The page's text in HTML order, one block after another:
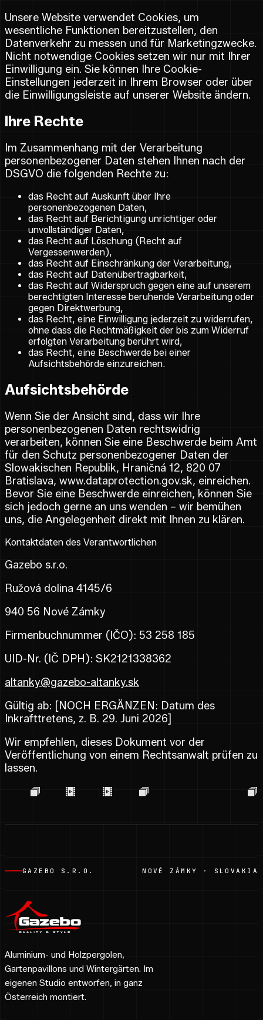
Unsere Website verwendet Cookies, um
wesentliche Funktionen bereitzustellen, den
Datenverkehr zu messen und für Marketingzwecke.
Nicht notwendige Cookies setzen wir nur mit Ihrer
Einwilligung ein. Sie können Ihre Cookie-
Einstellungen jederzeit in Ihrem Browser oder über
die Einwilligungsleiste auf unserer Website ändern.
Ihre Rechte
Im Zusammenhang mit der Verarbeitung
personenbezogener Daten stehen Ihnen nach der
DSGVO die folgenden Rechte zu:
das Recht auf Auskunft über Ihre
personenbezogenen Daten,
das Recht auf Berichtigung unrichtiger oder
unvollständiger Daten,
das Recht auf Löschung (Recht auf
Vergessenwerden),
das Recht auf Einschränkung der Verarbeitung,
das Recht auf Datenübertragbarkeit,
das Recht auf Widerspruch gegen eine auf unserem
berechtigten Interesse beruhende Verarbeitung oder
gegen Direktwerbung,
das Recht, eine Einwilligung jederzeit zu widerrufen,
ohne dass die Rechtmäßigkeit der bis zum Widerruf
erfolgten Verarbeitung berührt wird,
das Recht, eine Beschwerde bei einer
Aufsichtsbehörde einzureichen.
Aufsichtsbehörde
Wenn Sie der Ansicht sind, dass wir Ihre
personenbezogenen Daten rechtswidrig
verarbeiten, können Sie eine Beschwerde beim Amt
für den Schutz personenbezogener Daten der
Slowakischen Republik, Hraničná 12, 820 07
Bratislava, www.dataprotection.gov.sk, einreichen.
Bevor Sie eine Beschwerde einreichen, können Sie
sich jedoch gerne an uns wenden – wir bemühen
uns, die Angelegenheit direkt mit Ihnen zu klären.
Kontaktdaten des Verantwortlichen
Gazebo s.r.o.
Ružová dolina 4145/6
940 56 Nové Zámky
Firmenbuchnummer (IČO): 53 258 185
UID-Nr. (IČ DPH): SK2121338362
altanky@gazebo-altanky.sk
Gültig ab: [NOCH ERGÄNZEN: Datum des
Inkrafttretens, z. B. 29. Juni 2026]
Wir empfehlen, dieses Dokument vor der
Veröffentlichung von einem Rechtsanwalt prüfen zu
lassen.
GAZEBO S.R.O. NOVÉ ZÁMKY · SLOVAKIA
Aluminium- und Holzpergolen,
Gartenpavillons und Wintergärten. Im
eigenen Studio entworfen, in ganz
Österreich montiert.